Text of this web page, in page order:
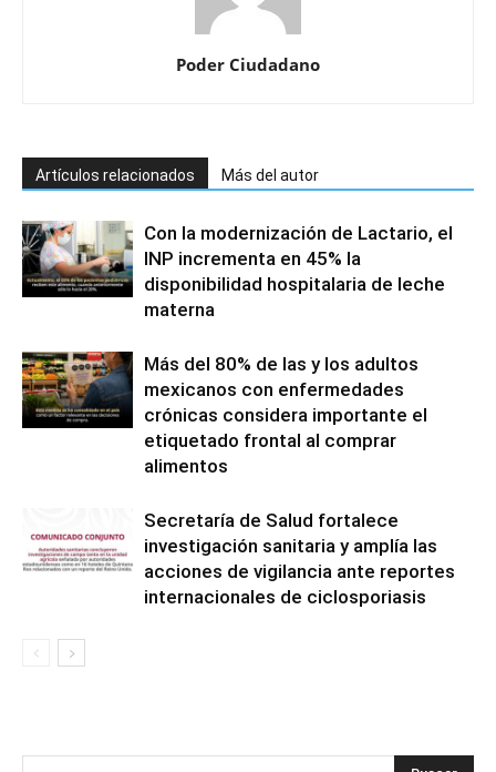
Poder Ciudadano
Artículos relacionados Más del autor
Con la modernización de Lactario, el
INP incrementa en 45% la
disponibilidad hospitalaria de leche
materna
Más del 80% de las y los adultos
mexicanos con enfermedades
crónicas considera importante el
etiquetado frontal al comprar
alimentos
Secretaría de Salud fortalece
investigación sanitaria y amplía las
acciones de vigilancia ante reportes
internacionales de ciclosporiasis